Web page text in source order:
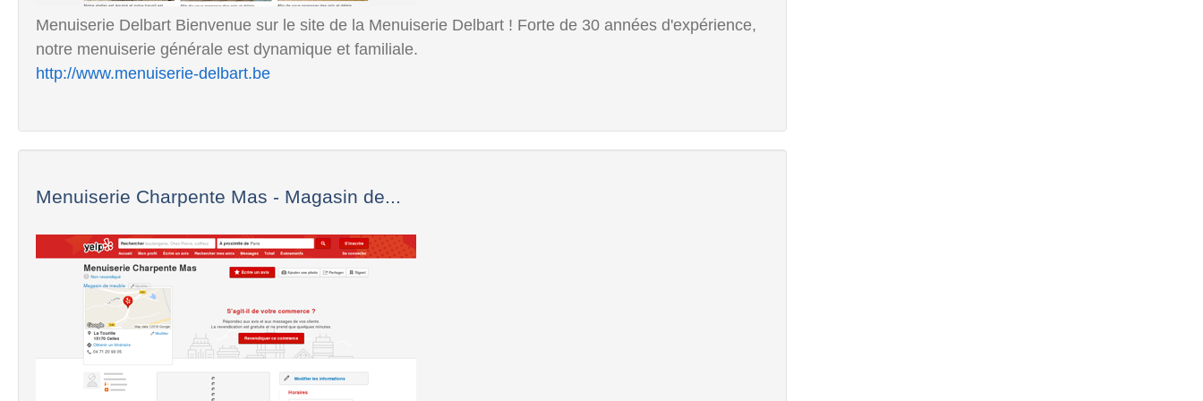
Menuiserie Delbart Bienvenue sur le site de la Menuiserie Delbart ! Forte de 30 années d'expérience,
notre menuiserie générale est dynamique et familiale.
http://www.menuiserie-delbart.be
Menuiserie Charpente Mas - Magasin de...